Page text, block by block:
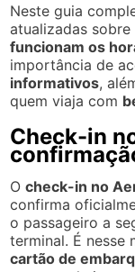
Neste guia
atualizadas sobre
funcionam os
importância de
informativos,
quem viaja com
Check-in
Ocheck-in no
confirma
o passageiro a
terminal. É
cartão de